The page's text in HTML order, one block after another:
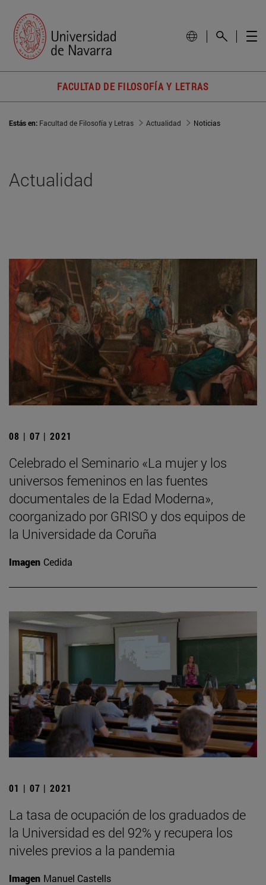
FACULTAD DE FILOSOFÍA Y LETRAS
Estás en: Facultad de Filosofía y Letras Actualidad Noticias
Actualidad
08 | 07 | 2021
Celebrado el Seminario «La mujer y los
universos femeninos en las fuentes
documentales de la Edad Moderna»,
coorganizado por GRISO y dos equipos de
la Universidade da Coruña
Imagen Cedida
01 | 07 | 2021
La tasa de ocupación de los graduados de
la Universidad es del 92% y recupera los
niveles previos a la pandemia
Imagen Manuel Castells